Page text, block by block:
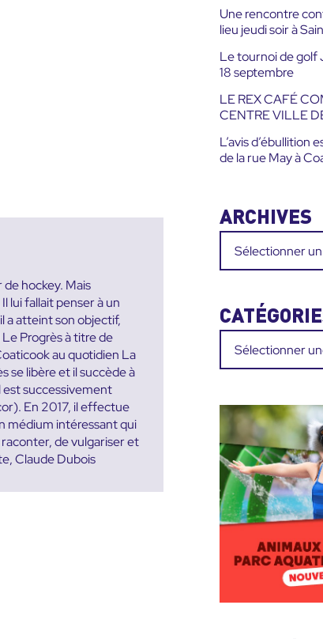
hockey. Mais
lui fallait penser à un
a atteint son objectif,
Le Progrès à titre de
au quotidien La
se libère et il succède à
est successivement
En 2017, il effectue
médium intéressant qui
de vulgariser et
Claude Dubois
Une rencontre
lieu jeudi soir à
Le tournoi de golf
18 septembre
LE REX CAFÉ
CENTRE VILLE
L’avis d’ébullition
de la rue May à
ARCHIVES
Archives
Catégories